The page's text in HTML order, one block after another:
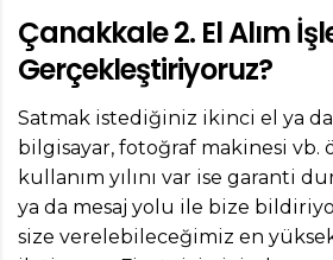
Çanakkale 2. El Alım
Gerçekleştiriyoruz?
Satmak istediğiniz ikinci el ya da
bilgisayar, fotoğraf makinesi vb.
kullanım yılını var ise garanti
ya da mesaj yolu ile bize
size verelebileceğimiz en